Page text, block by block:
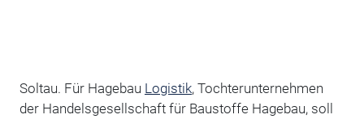
Soltau. Für Hagebau Logistik, Tochterunternehmen
der Handelsgesellschaft für Baustoffe Hagebau, soll